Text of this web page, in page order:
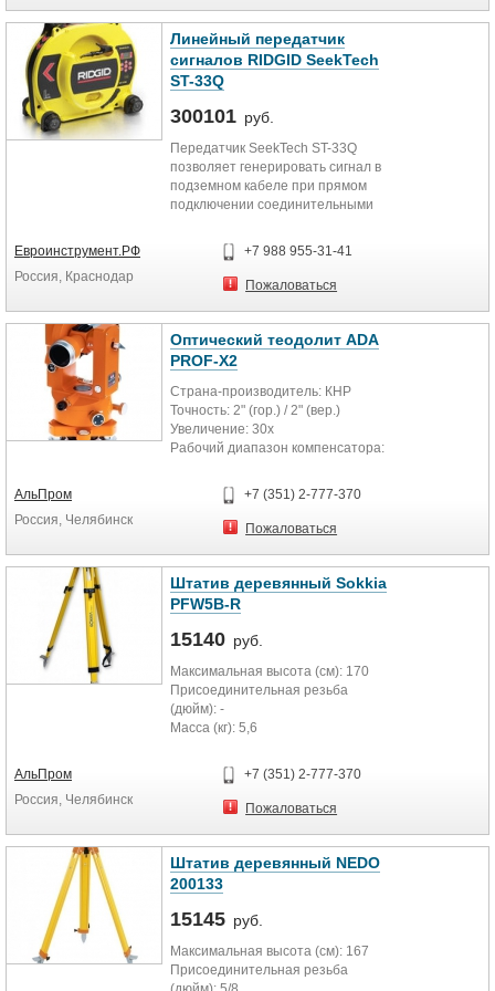
кабель (HDU) ,буссоль для
ориентировки по азимуту,
инструмент для извлечения
(SVSM) , комплект инструментов и
ремонта оптоволоконного кабеля,
система шифратора SHOT PRO 2 ,
и другие комплектующие
сейсмостанции Scorpion. При
заинтересованности
Цена по запросу.
обнаружение электрических
сигналов даже в тяжелых условиях,
связанных со слабостью
проводников, плохим заземлением
или неблагоприятными свойствами
Линейный передатчик
сигналов RIDGID SeekTech
ST-33Q
300101 руб.
Передатчик SeekTech ST-33Q
позволяет генерировать сигнал в
подземном кабеле при прямом
подключении соединительными
использовании специальных
клещей, а также индукционно от
передатчика.
Евроинструмент.РФ
Россия, Краснодар
+7 988 955-31-41
Пожаловаться
Оптический теодолит ADA
PROF-X2
Страна-производитель: КНР
Точность: 2" (гор.) / 2" (вер.)
Увеличение: 30x
Рабочий диапазон компенсатора:
Угол поля зрения (град.): 1°30?
Диаметр объектива (мм): 40
Коэффициент дальномера: 100
Масса (кг): 4,3
АльПром
Россия, Челябинск
+7 (351) 2-777-370
Пожаловаться
Штатив деревянный Sokkia
PFW5B-R
15140 руб.
Максимальная высота (см): 170
Присоединительная резьба
(дюйм): -
Масса (кг): 5,6
АльПром
Россия, Челябинск
+7 (351) 2-777-370
Пожаловаться
Штатив деревянный NEDO
200133
15145 руб.
Максимальная высота (см): 167
Присоединительная резьба